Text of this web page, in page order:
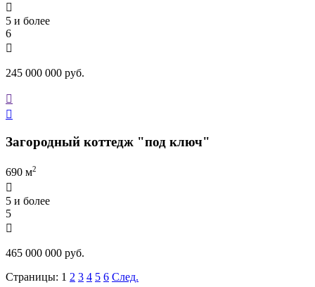

5 и более
6

245 000 000 руб.


Загородный коттедж "под ключ"
690 м2

5 и более
5

465 000 000 руб.
Страницы: 1 2 3 4 5 6 След.